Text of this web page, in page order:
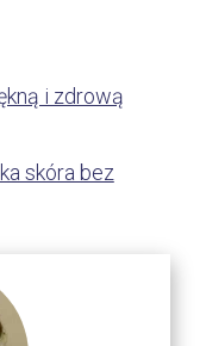
i zdrową
skóra bez